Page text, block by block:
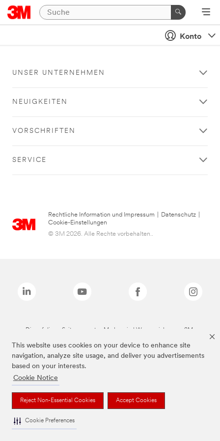
This website uses cookies on your device to enhance site
navigation, analyze site usage, and deliver you advertisements
based on your interests.
Cookie Notice
Reject Non-Essential Cookies Accept Cookies
Cookie Preferences
Konto
UNSER UNTERNEHMEN
NEUIGKEITEN
VORSCHRIFTEN
SERVICE
Rechtliche Information und Impressum Datenschutz
Cookie-Einstellungen
© 3M 2026. Alle Rechte vorbehalten..
Die auf dieser Seite genannten Marken sind Warenzeichen von 3M.